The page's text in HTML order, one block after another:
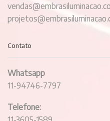
Contato
Whatsapp
11-94746-7797
Telefone: